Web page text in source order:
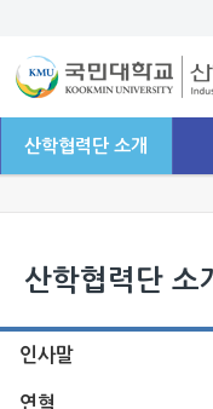
산학협력단 소개
산학협력단 소
인사말
연혁